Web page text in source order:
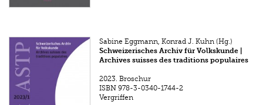
Sabine Eggmann, Konrad J. Kuhn (Hg.)
Schweizerisches Archiv für Volkskunde |
Archives suisses des traditions populaires
2023. Broschur
ISBN 978-3-0340-1744-2
Vergriffen